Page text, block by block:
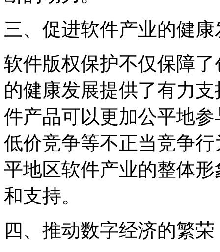
三、促进软件产业的健康
软件版权保护不仅保障
的健康发展提供了有力
件产品可以更加公平地
低价竞争等不正当竞争
平地区软件产业的整体
和支持。
四、推动数字经济的繁荣